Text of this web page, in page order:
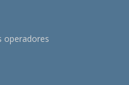
operadores